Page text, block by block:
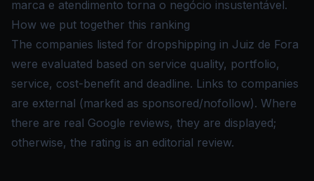
marca e atendimento torna o negócio insustentável.
How we put together this ranking
The companies listed for dropshipping in Juiz de Fora
were evaluated based on service quality, portfolio,
service, cost-benefit and deadline. Links to companies
are external (marked as sponsored/nofollow). Where
there are real Google reviews, they are displayed;
otherwise, the rating is an editorial review.